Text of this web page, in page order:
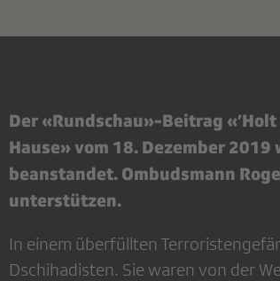
Der «Rundschau»-Beitrag
Hause» vom 18. Dezember
beanstandet. Ombudsmann
unterstützen.
In einem überfüllten
Dschihadisten. Sie waren von der